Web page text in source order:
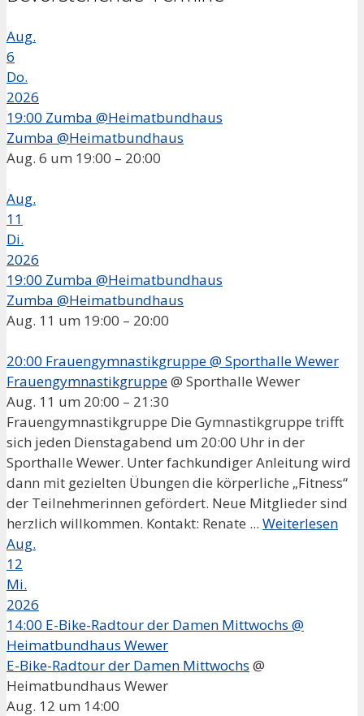
Aug.
6
Do.
2026
19:00 Zumba @Heimatbundhaus
Zumba @Heimatbundhaus
Aug. 6 um 19:00 – 20:00
Aug.
11
Di.
2026
19:00 Zumba @Heimatbundhaus
Zumba @Heimatbundhaus
Aug. 11 um 19:00 – 20:00
20:00 Frauengymnastikgruppe@ Sporthalle Wewer
Frauengymnastikgruppe@ Sporthalle Wewer
Aug. 11 um 20:00 – 21:30
Frauengymnastikgruppe Die Gymnastikgruppe trifft
sich jeden Dienstagabend um 20:00 Uhr in der
Sporthalle Wewer. Unter fachkundiger Anleitung wird
dann mit gezielten Übungen die körperliche „Fitness“
der Teilnehmerinnen gefördert. Neue Mitglieder sind
herzlich willkommen. Kontakt: Renate ... Weiterlesen
Aug.
12
Mi.
2026
14:00 E-Bike-Radtour der Damen Mittwochs @
Heimatbundhaus Wewer
E-Bike-Radtour der Damen Mittwochs @
Heimatbundhaus Wewer
Aug. 12 um 14:00